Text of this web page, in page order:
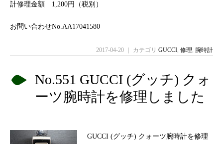
計修理金額 1,200円（税別）
お問い合わせNo.AA17041580
2017-04-20 ｜ カテゴリ GUCCI, 修理, 腕時計
No.551 GUCCI (グッチ) クォ
ーツ腕時計を修理しました
GUCCI (グッチ) クォーツ腕時計を修理